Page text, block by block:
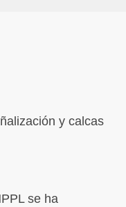
y calcas
se ha